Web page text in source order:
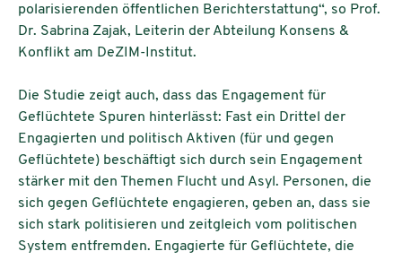
polarisierenden öffentlichen Berichterstattung“, so Prof.
Dr. Sabrina Zajak, Leiterin der Abteilung Konsens &
Konflikt am DeZIM-Institut.
Die Studie zeigt auch, dass das Engagement für
Geflüchtete Spuren hinterlässt: Fast ein Drittel der
Engagierten und politisch Aktiven (für und gegen
Geflüchtete) beschäftigt sich durch sein Engagement
stärker mit den Themen Flucht und Asyl. Personen, die
sich gegen Geflüchtete engagieren, geben an, dass sie
sich stark politisieren und zeitgleich vom politischen
System entfremden. Engagierte für Geflüchtete, die